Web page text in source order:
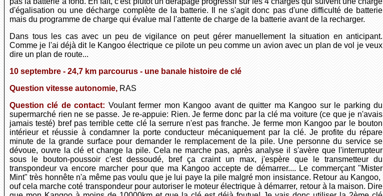
d'égalisation ou une décharge complète de la batterie. Il ne s'agit donc pas d'une difficulté de batterie
mais du programme de charge qui évalue mal l'attente de charge de la batterie avant de la recharger.
Dans tous les cas avec un peu de vigilance on peut gérer manuellement la situation en anticipant.
Comme je l'ai déjà dit le Kangoo électrique ce pilote un peu comme un avion avec un plan de vol je veux
dire un plan de route...
10 septembre - 24,7 km parcourus - une banale histoire de clé
Question vitesse autonomie, RAS
Question clé de contact: Voulant fermer mon Kangoo avant de quitter ma Kangoo sur le parking du
supermarché rien ne se passe. Je re-appuie: Rien. Je ferme donc par la clé ma voiture (ce que je n'avais
jamais testé) bref pas terrible cette clé la serrure n'est pas franche. Je ferme mon Kangoo par le bouton
intérieur et réussie à condamner la porte conducteur mécaniquement par la clé. Je profite du répare
minute de la grande surface pour demander le remplacement de la pile. Une personne du service se
dévoue, ouvre la clé et change la pile. Cela ne marche pas, après analyse il s'avère que l'interrupteur
sous le bouton-poussoir c'est dessoudé, bref ça craint un max, j'espère que le transmetteur du
transpondeur va encore marcher pour que ma Kangoo accepte de démarrer.... Le commerçant "Mister
Mint" très honnête n'a même pas voulu que je lui paye la pile malgré mon insistance. Retour au Kangoo,
ouf cela marche coté transpondeur pour autoriser le moteur électrique à démarrer, retour à la maison. Dire